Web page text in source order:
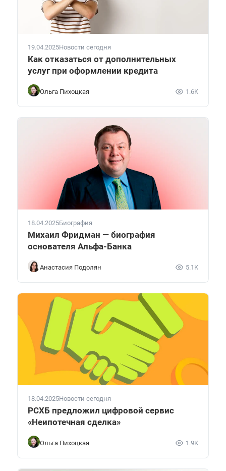
19.04.2025Новости сегодня
Как отказаться от дополнительных
услуг при оформлении кредита
Ольга Пихоцкая 1.6K
18.04.2025Биография
Михаил Фридман — биография
основателя Альфа-Банка
Анастасия Подолян 5.1K
18.04.2025Новости сегодня
РСХБ предложил цифровой сервис
«Неипотечная сделка»
Ольга Пихоцкая 1.9K